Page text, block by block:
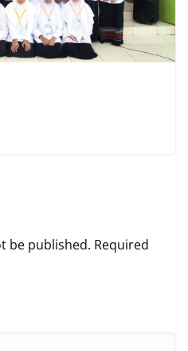
be published. Required